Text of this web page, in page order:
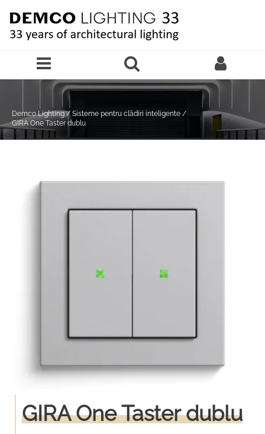
Demco Lighting / Sisteme pentru clădiri inteligente /
GIRA One Taster dublu
GIRA One Taster dublu